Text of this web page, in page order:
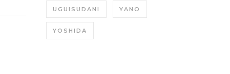
UGUISUDANI YANO
YOSHIDA